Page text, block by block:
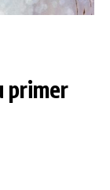
primer